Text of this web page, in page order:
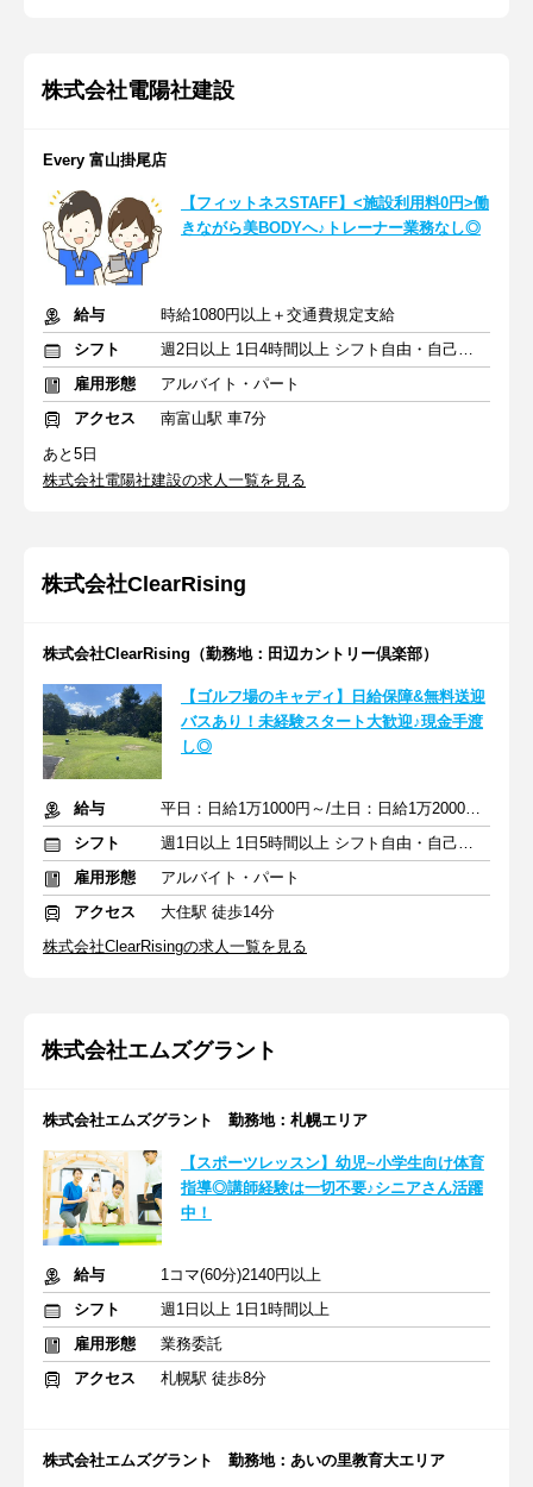
株式会社電陽社建設
Every 富山掛尾店
【フィットネスSTAFF】<施設利用料0円>働
きながら美BODYへ♪トレーナー業務なし◎
給与
時給1080円以上＋交通費規定支給
シフト
週2日以上 1日4時間以上 シフト自由・自己申告
雇用形態
アルバイト・パート
アクセス
南富山駅 車7分
あと5日
株式会社電陽社建設の求人一覧を見る
株式会社ClearRising
株式会社ClearRising（勤務地：田辺カントリー倶楽部）
【ゴルフ場のキャディ】日給保障&無料送迎
バスあり！未経験スタート大歓迎♪現金手渡
し◎
給与
平日：日給1万1000円～/土日：日給1万2000円～
シフト
週1日以上 1日5時間以上 シフト自由・自己申告
雇用形態
アルバイト・パート
アクセス
大住駅 徒歩14分
株式会社ClearRisingの求人一覧を見る
株式会社エムズグラント
株式会社エムズグラント 勤務地：札幌エリア
【スポーツレッスン】幼児~小学生向け体育
指導◎講師経験は一切不要♪シニアさん活躍
中！
給与
1コマ(60分)2140円以上
シフト
週1日以上 1日1時間以上
雇用形態
業務委託
アクセス
札幌駅 徒歩8分
株式会社エムズグラント 勤務地：あいの里教育大エリア